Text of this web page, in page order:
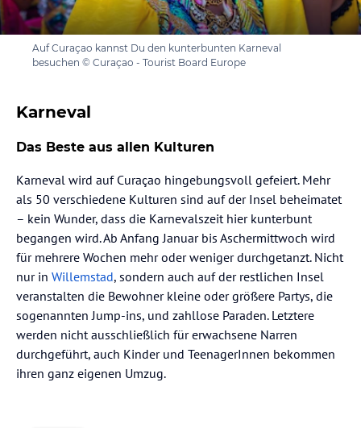
Auf Curaçao kannst Du den kunterbunten Karneval
besuchen © Curaçao - Tourist Board Europe
Karneval
Das Beste aus allen Kulturen
Karneval wird auf Curaçao hingebungsvoll gefeiert. Mehr
als 50 verschiedene Kulturen sind auf der Insel beheimatet
– kein Wunder, dass die Karnevalszeit hier kunterbunt
begangen wird. Ab Anfang Januar bis Aschermittwoch wird
für mehrere Wochen mehr oder weniger durchgetanzt. Nicht
nur in Willemstad, sondern auch auf der restlichen Insel
veranstalten die Bewohner kleine oder größere Partys, die
sogenannten Jump-ins, und zahllose Paraden. Letztere
werden nicht ausschließlich für erwachsene Narren
durchgeführt, auch Kinder und TeenagerInnen bekommen
ihren ganz eigenen Umzug.